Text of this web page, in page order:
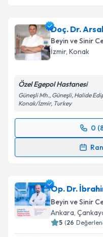
Doç. Dr.
Beyin ve Sinir
İzmir, Konak
Özel Egepol Hastanesi
Güneşli Mh., Güneşli, Halide
Konak/İzmir, Turkey
0
Randevu
takvim
E-posta Adresiniz
Op. Dr.
Beyin ve Sinir
Ankara,
5 (26